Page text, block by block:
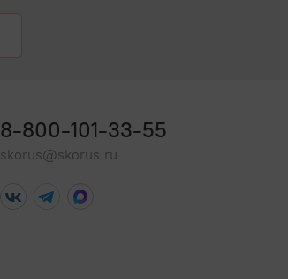
8-800-101-33-55
skorus@skorus.ru